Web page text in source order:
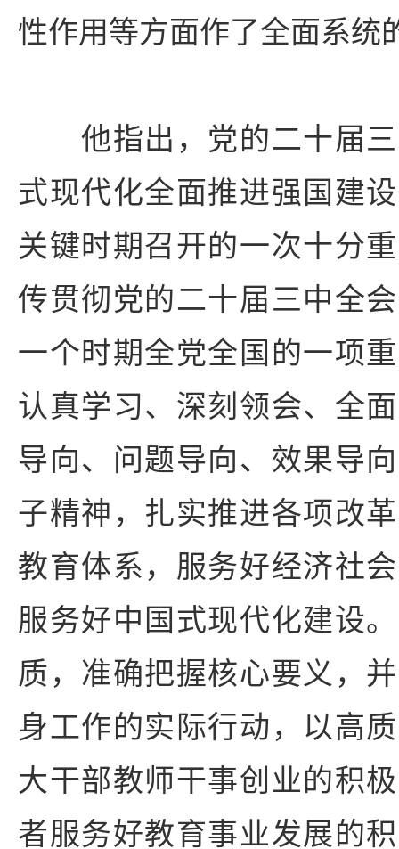
性作用等方面作了全面系统
他指出，党的二十届三
式现代化全面推进强国建
关键时期召开的一次十分
传贯彻党的二十届三中全
一个时期全党全国的一项
认真学习、深刻领会、全
导向、问题导向、效果导
子精神，扎实推进各项改
教育体系，服务好经济社
服务好中国式现代化建设
质，准确把握核心要义，
身工作的实际行动，以高
大干部教师干事创业的积
者服务好教育事业发展的